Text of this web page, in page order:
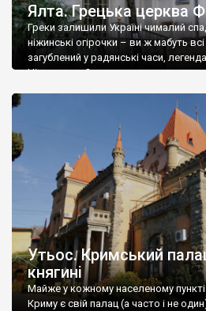
Ялта. Грецька церква
Греки залишили Україні чималий
ніжинські огірочки – ви ж мабуть
загублений у радянські часи,
Ніжин греки?
Утьос. Кримський
княгині
Майже у кожному населеному
Криму є свій палац (а часто і не